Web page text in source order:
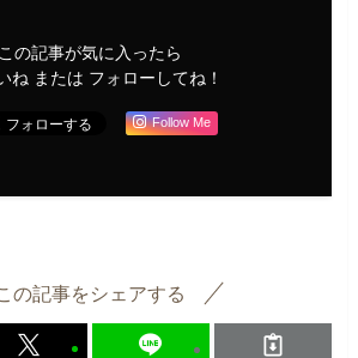
この記事が気に入ったら
ね または フォローしてね！
Follow Me
の記事をシェアする